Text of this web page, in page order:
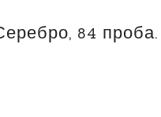
84 проба.